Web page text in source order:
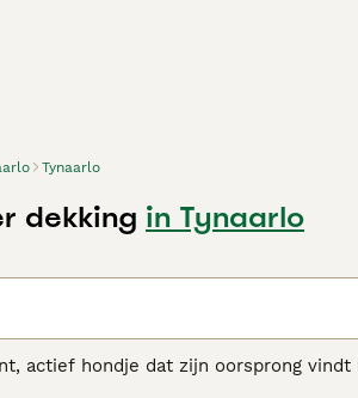
Tynaarlo
dekking in Tynaarlo
actief hondje dat zijn oorsprong vindt